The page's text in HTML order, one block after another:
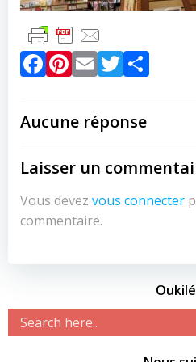
Facebook
Pinterest
EmailTwitter
Aucune réponse
Laisser un
Vous devez vous connecter
commentaire.